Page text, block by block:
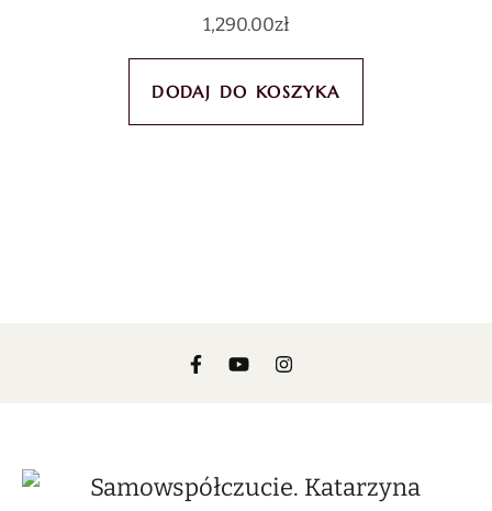
1,290.00zł
DODAJ DO KOSZYKA